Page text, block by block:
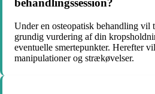
behandlingssession?
Under en osteopatisk behandling vil
grundig vurdering af din
eventuelle smertepunkter. Herefter
manipulationer og strækøvelser.